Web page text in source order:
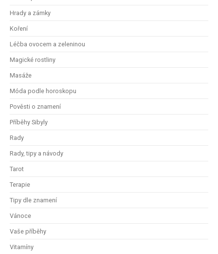
Hrady a zámky
Koření
Léčba ovocem a zeleninou
Magické rostliny
Masáže
Móda podle horoskopu
Pověsti o znamení
Příběhy Sibyly
Rady
Rady, tipy a návody
Tarot
Terapie
Tipy dle znamení
Vánoce
Vaše příběhy
Vitamíny